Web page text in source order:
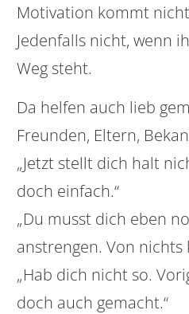
Motivation kommt
Jedenfalls nicht, wenn
Weg steht.
Da helfen auch lieb
Freunden, Eltern,
„Jetzt stellt dich halt
doch einfach.“
„Du musst dich eben
anstrengen. Von nichts
„Hab dich nicht so.
doch auch gemacht.“